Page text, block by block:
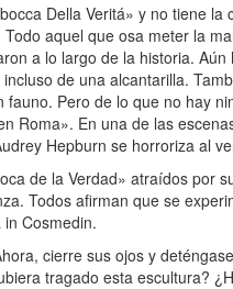
Della Veritá» y no tiene
aquel que osa meter la
a lo largo de la historia.
de una alcantarilla.
Pero de lo que no hay
Roma». En una de las
Hepburn se horroriza al
de la Verdad» atraídos por
Todos afirman que se
Cosmedin.
cierre sus ojos y
tragado esta escultura?